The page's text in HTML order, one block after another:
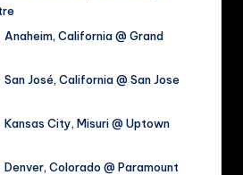
California @ Grand
José, California @ San Jose
City, Misuri @ Uptown
Colorado @ Paramount